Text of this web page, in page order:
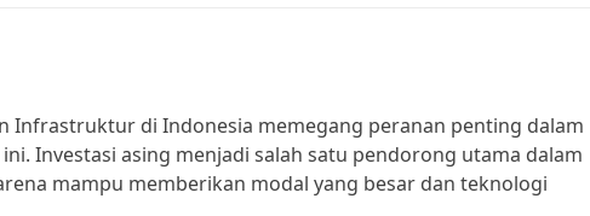
Infrastruktur di Indonesia memegang peranan penting dalam
Investasi asing menjadi salah satu pendorong utama dalam
mampu memberikan modal yang besar dan teknologi